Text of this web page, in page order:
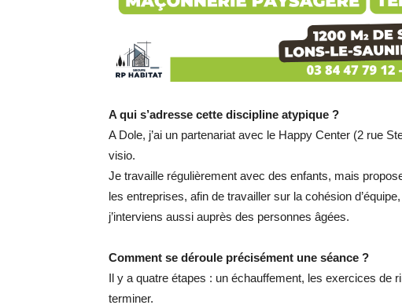
A qui s’adresse cette discipline atypique ?
A Dole, j’ai un partenariat avec le Happy Center (2 rue
visio.
Je travaille régulièrement avec des enfants, mais
les entreprises, afin de travailler sur la cohésion
j’interviens aussi auprès des personnes âgées.
Comment se déroule précisément une séance ?
Il y a quatre étapes : un échauffement, les exercices de
terminer.